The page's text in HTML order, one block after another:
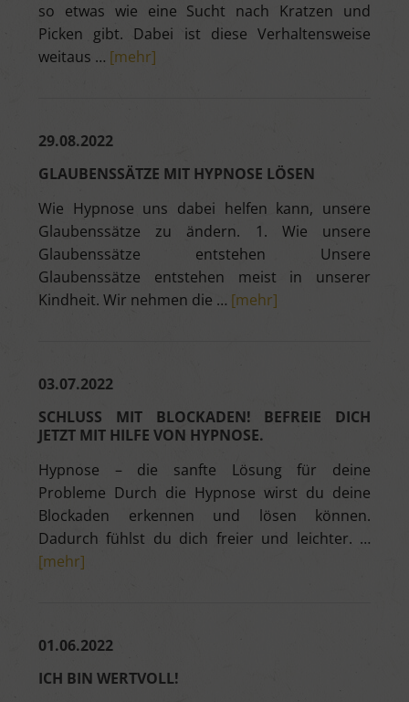
so etwas wie eine Sucht nach Kratzen und
Picken gibt. Dabei ist diese Verhaltensweise
weitaus … [mehr]
29.08.2022
GLAUBENSSÄTZE MIT HYPNOSE LÖSEN
Wie Hypnose uns dabei helfen kann, unsere
Glaubenssätze zu ändern. 1. Wie unsere
Glaubenssätze entstehen Unsere
Glaubenssätze entstehen meist in unserer
Kindheit. Wir nehmen die … [mehr]
03.07.2022
SCHLUSS MIT BLOCKADEN! BEFREIE DICH
JETZT MIT HILFE VON HYPNOSE.
Hypnose – die sanfte Lösung für deine
Probleme Durch die Hypnose wirst du deine
Blockaden erkennen und lösen können.
Dadurch fühlst du dich freier und leichter. …
[mehr]
01.06.2022
ICH BIN WERTVOLL!